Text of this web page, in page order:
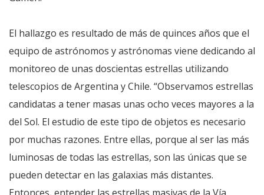
El hallazgo es resultado de más de quinces años que el
equipo de astrónomos y astrónomas viene dedicando al
monitoreo de unas doscientas estrellas utilizando
telescopios de Argentina y Chile. “Observamos estrellas
candidatas a tener masas unas ocho veces mayores a la
del Sol. El estudio de este tipo de objetos es necesario
por muchas razones. Entre ellas, porque al ser las más
luminosas de todas las estrellas, son las únicas que se
pueden detectar en las galaxias más distantes.